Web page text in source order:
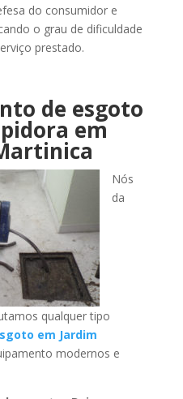
do consumidor e
o grau de dificuldade
prestado.
de esgoto
em
Nós
da
qualquer tipo
em Jardim
modernos e